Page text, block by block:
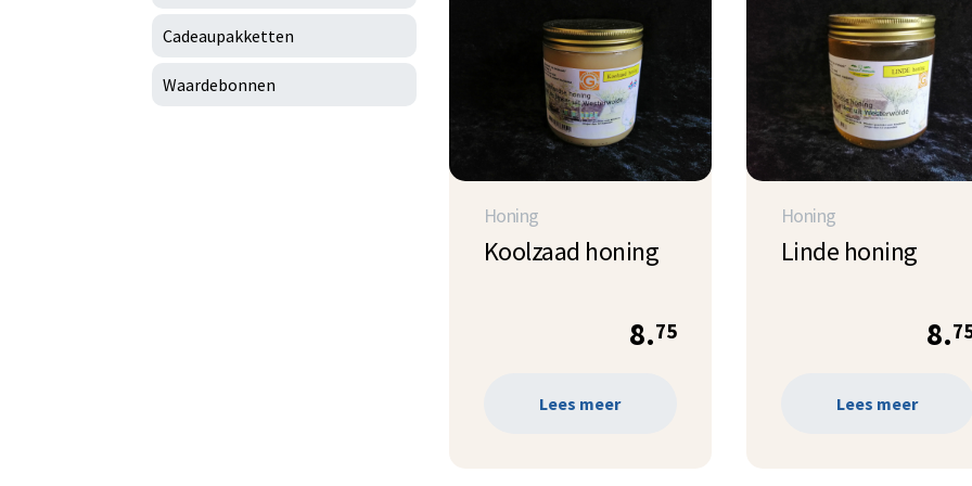
Cadeaupakketten
Waardebonnen
Honing
Koolzaad honing
8.75
Lees meer
Honing
Linde honing
8.
Lees meer